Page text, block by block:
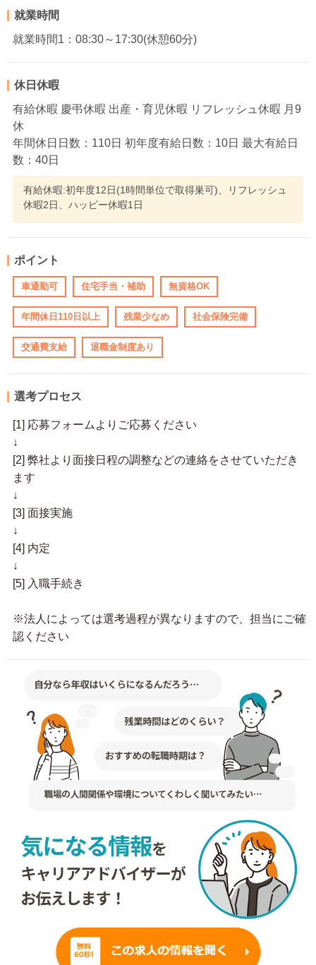
就業時間
就業時間1：08:30～17:30(休憩60分)
休日休暇
有給休暇 慶弔休暇 出産・育児休暇 リフレッシュ休暇 月9
休
年間休日日数：110日 初年度有給日数：10日 最大有給日
数：40日
有給休暇:初年度12日(1時間単位で取得巣可)、リフレッシュ
休暇2日、ハッピー休暇1日
ポイント
車通勤可 住宅手当・補助 無資格OK
年間休日110日以上 残業少なめ 社会保険完備
交通費支給 退職金制度あり
選考プロセス
[1] 応募フォームよりご応募ください
↓
[2] 弊社より面接日程の調整などの連絡をさせていただき
ます
↓
[3] 面接実施
↓
[4] 内定
↓
[5] 入職手続き
※法人によっては選考過程が異なりますので、担当にご確
認ください